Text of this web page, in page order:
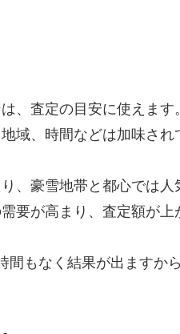
、査定の目安に使えま
域、時間などは加味され
、豪雪地帯と都心では
要が高まり、査定額が上
間もなく結果が出ますか